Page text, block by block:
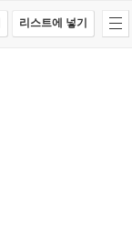
리스트에 넣기